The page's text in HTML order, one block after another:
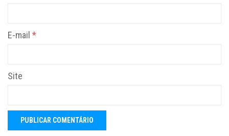
E-mail *
Site